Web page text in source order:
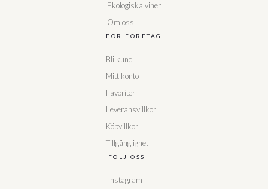
Ekologiska viner
Om oss
FÖR FÖRETAG
Bli kund
Mitt konto
Favoriter
Leveransvillkor
Köpvillkor
Tillgänglighet
FÖLJ OSS
Instagram